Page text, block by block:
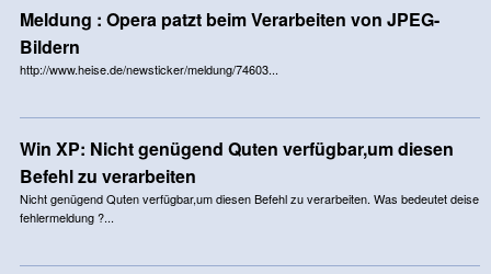
Meldung : Opera patzt beim Verarbeiten von JPEG-
Bildern
http://www.heise.de/newsticker/meldung/74603...
Win XP: Nicht genügend Quten verfügbar,um diesen
Befehl zu verarbeiten
Nicht genügend Quten verfügbar,um diesen Befehl zu verarbeiten. Was bedeutet deise
fehlermeldung ?...